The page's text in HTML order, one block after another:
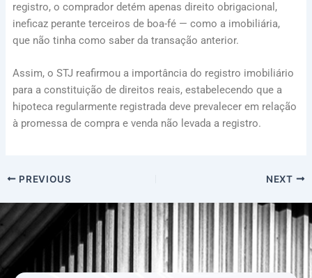
registro, o comprador detém apenas direito obrigacional,
ineficaz perante terceiros de boa-fé — como a imobiliária,
que não tinha como saber da transação anterior.
Assim, o STJ reafirmou a importância do registro imobiliário
para a constituição de direitos reais, estabelecendo que a
hipoteca regularmente registrada deve prevalecer em relação
à promessa de compra e venda não levada a registro.
PREVIOUS NEXT